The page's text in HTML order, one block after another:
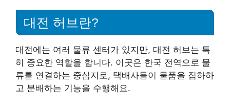
대전 허브란?
대전에는 여러 물류 센터가 있지만, 대전 허브는 특
히 중요한 역할을 합니다. 이곳은 한국 전역으로 물
류를 연결하는 중심지로, 택배사들이 물품을 집하하
고 분배하는 기능을 수행해요.